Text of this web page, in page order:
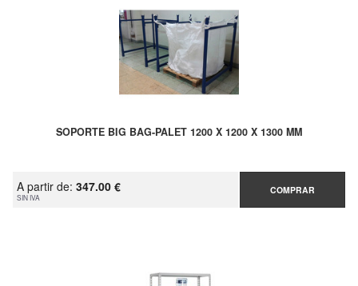
SOPORTE BIG BAG-PALET 1200 X 1200 X 1300 MM
A partir de: 347.00 €
SIN IVA
COMPRAR